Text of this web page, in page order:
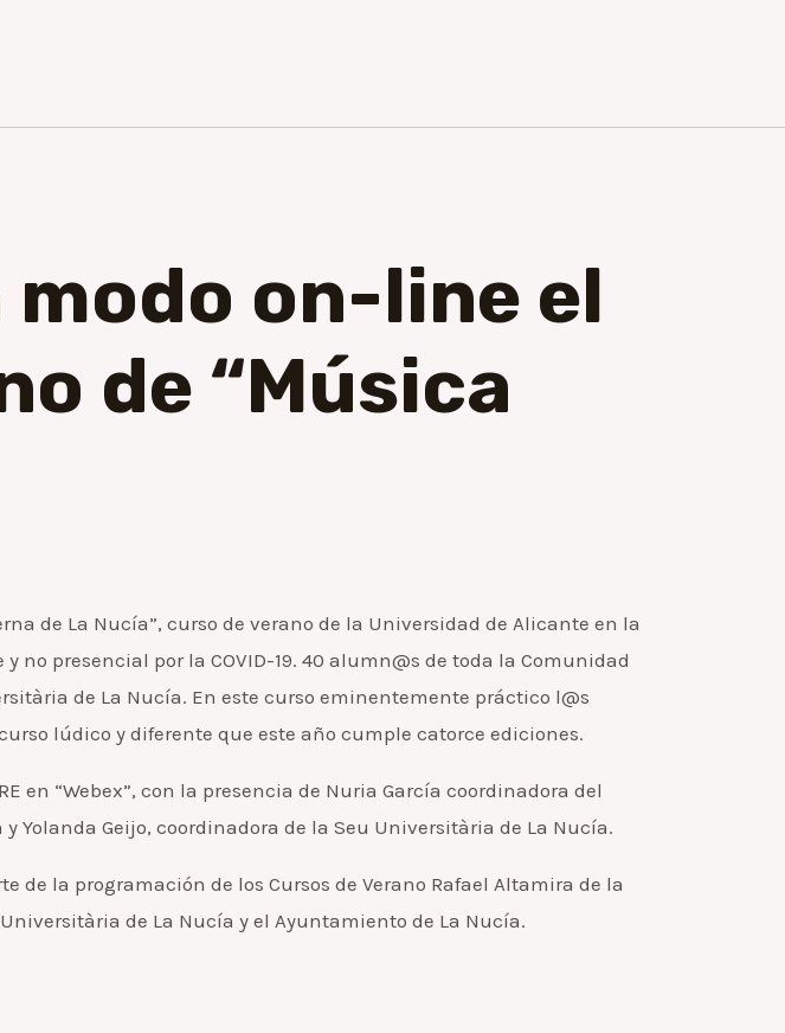
modo on-line el
de “Música
de La Nucía”, curso de verano de la Universidad de Alicante en la
presencial por la COVID-19. 40 alumn@s de toda la Comunidad
de La Nucía. En este curso eminentemente práctico l@s
lúdico y diferente que este año cumple catorce ediciones.
en “Webex”, con la presencia de Nuria García coordinadora del
Yolanda Geijo, coordinadora de la Seu Universitària de La Nucía.
de la programación de los Cursos de Verano Rafael Altamira de la
de La Nucía y el Ayuntamiento de La Nucía.